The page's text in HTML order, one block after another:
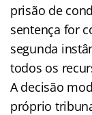
prisão de
sentença for
segunda
todos os
A decisão
próprio